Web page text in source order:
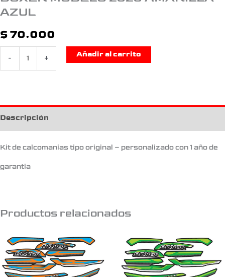
AZUL
$ 70.000
- +
Añadir al carrito
Descripción
Kit de calcomanias tipo original – personalizado con 1 año de
garantia
Productos relacionados